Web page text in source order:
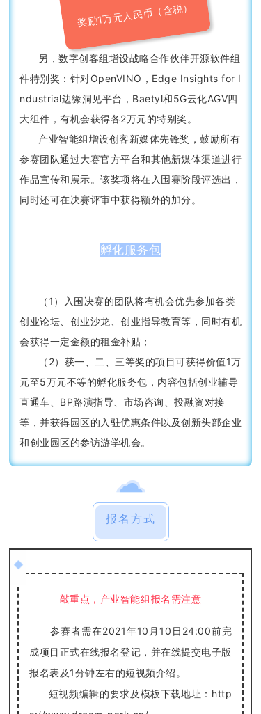
奖励1万元人民币（含税）
另，数字创客组增设战略合作伙伴开源软件组
件特别奖：针对OpenVINO，Edge Insights for I
ndustrial边缘洞见平台，Baetyl和5G云化AGV四
大组件，有机会获得各2万元的特别奖。
产业智能组增设创客新媒体先锋奖，鼓励所有
参赛团队通过大赛官方平台和其他新媒体渠道进行
作品宣传和展示。该奖项将在入围赛阶段评选出，
同时还可在决赛评审中获得额外的加分。
孵化服务包
（1）入围决赛的团队将有机会优先参加各类
创业论坛、创业沙龙、创业指导教育等，同时有机
会获得一定金额的租金补贴；
（2）获一、二、三等奖的项目可获得价值1万
元至5万元不等的孵化服务包，内容包括创业辅导
直通车、BP路演指导、市场咨询、投融资对接
等，并获得园区的入驻优惠条件以及创新头部企业
和创业园区的参访游学机会。
报名方式
敲重点，产业智能组报名需注意
参赛者需在2021 年10 月 10 日 24:00前完
成项目正式在线报名登记，并在线提交电子版
报名表及 1 分钟左右的短视频介绍。
短视频编辑的要求及模板下载地址： http